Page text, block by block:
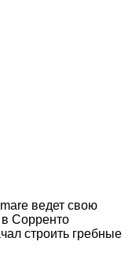
ведет свою
в Сорренто
строить гребные